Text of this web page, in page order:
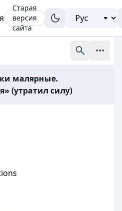
Старая
версия
сайта
малярные.
(утратил силу)